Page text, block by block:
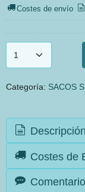
Costes de envío
Categoría: SACOS
Descripción
Costes de